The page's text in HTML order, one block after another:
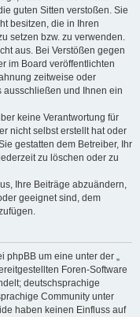
guten Sitten verstoßen. Sie
besitzen, die in Ihren
setzen bzw. zu verwenden.
aus. Bei Verstößen gegen
im Board veröffentlichten
zeitweise oder
ausschließen und Ihnen ein
keine Verantwortung für
nicht selbst erstellt hat oder
gestatten dem Betreiber, Ihr
zu löschen oder zu
Ihre Beiträge abzuändern,
geeignet sind, dem
phpBB um eine unter der „
Foren-Software
deutschsprachige
Community unter
haben keinen Einfluss auf